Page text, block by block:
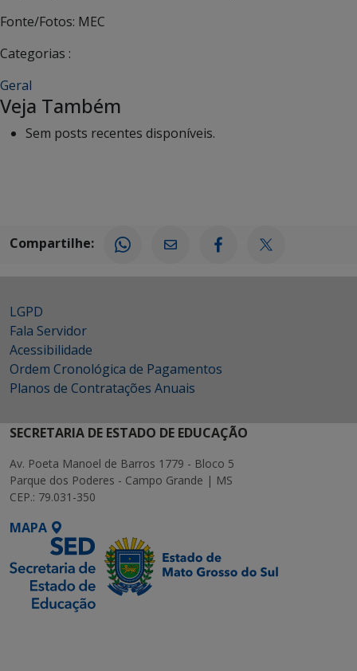
Fonte/Fotos: MEC
Categorias :
Geral
Veja Também
Sem posts recentes disponíveis.
Compartilhe:
LGPD
Fala Servidor
Acessibilidade
Ordem Cronológica de Pagamentos
Planos de Contratações Anuais
SECRETARIA DE ESTADO DE EDUCAÇÃO
Av. Poeta Manoel de Barros 1779 - Bloco 5
Parque dos Poderes - Campo Grande | MS
CEP.: 79.031-350
MAPA